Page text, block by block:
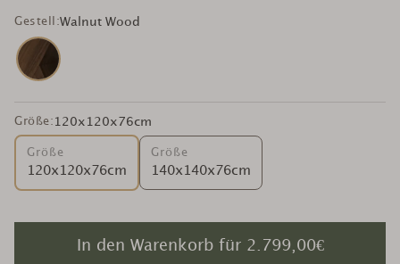
Gestell:Walnut Wood
Größe: 120x120x76cm
Größe
120x120x76cm
Größe
140x140x76cm
In den Warenkorb für 2.799,00€